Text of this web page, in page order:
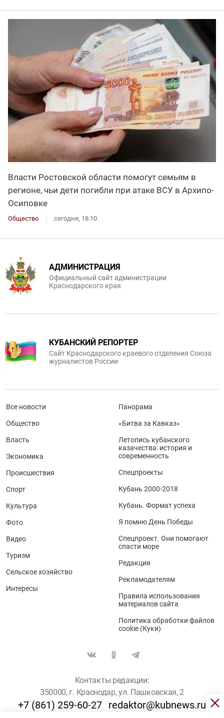
Власти Ростовской области помогут семьям в
регионе, чьи дети погибли при атаке ВСУ в Архипо-
Осиповке
Общество сегодня, 18:10
АДМИНИСТРАЦИЯ
Официальный сайт администрации
Краснодарского края
КУБАНСКИЙ РЕПОРТЕР
Сайт Краснодарского краевого отделения Союза
журналистов России
Все новости
Общество
Власть
Экономика
Происшествия
Спорт
Культура
Фото
Видео
Туризм
Сельское хозяйство
Интересы
Панорама
«Битва за Кавказ»
Летопись кубанского
казачества: история и
современность
Спецпроекты
Кубань 2000-2018
Кубань. Формат успеха
Я помню День Победы
Спецпроект. Они помогают
спасти море
Редакция
Рекламодателям
Правила использования
материалов сайта
Политика обработки файлов
cookie (Куки)
Контакты редакции:
350000, г. Краснодар, ул. Пашковская, 2
+7 (861) 259-60-27 redaktor@kubnews.ru